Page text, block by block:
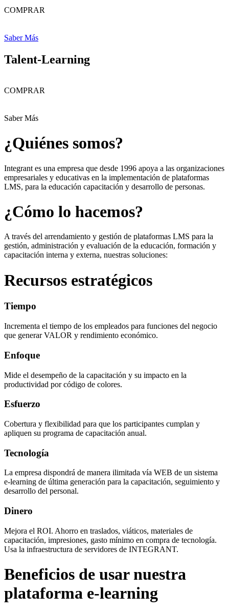
COMPRAR
Saber Más
Talent-Learning
COMPRAR
Saber Más
¿Quiénes somos?
Integrant es una empresa que desde 1996 apoya a las organizaciones
empresariales y educativas en la implementación de plataformas
LMS, para la educación capacitación y desarrollo de personas.
¿Cómo lo hacemos?
A través del arrendamiento y gestión de plataformas LMS para la
gestión, administración y evaluación de la educación, formación y
capacitación interna y externa, nuestras soluciones:
Recursos estratégicos
Tiempo
Incrementa el tiempo de los empleados para funciones del negocio
que generar VALOR y rendimiento económico.
Enfoque
Mide el desempeño de la capacitación y su impacto en la
productividad por código de colores.
Esfuerzo
Cobertura y flexibilidad para que los participantes cumplan y
apliquen su programa de capacitación anual.
Tecnología
La empresa dispondrá de manera ilimitada vía WEB de un sistema
e-learning de última generación para la capacitación, seguimiento y
desarrollo del personal.
Dinero
Mejora el ROI. Ahorro en traslados, viáticos, materiales de
capacitación, impresiones, gasto mínimo en compra de tecnología.
Usa la infraestructura de servidores de INTEGRANT.
Beneficios de usar nuestra
plataforma e-learning